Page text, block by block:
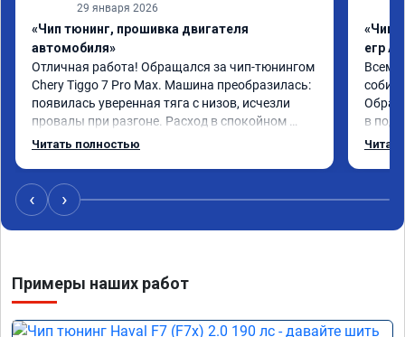
29 января 2026
«Чип тюнинг, прошивка двигателя
автомобиля»
Отличная работа! Обращался за чип-тюнингом
Chery Tiggo 7 Pro Max. Машина преобразилась:
появилась уверенная тяга с низов, исчезли
провалы при разгоне. Расход в спокойном
режиме даже немного снизился. Все сделали
Читать полностью
«Чип
егр
Всем
в
‹ ›
Примеры наших работ